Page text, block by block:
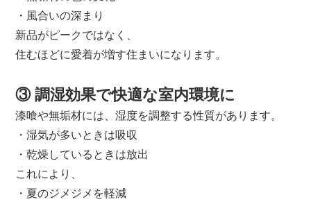
・風合いの深まり
新品がピークではなく、
住むほどに愛着が増す住まいになります。
③ 調湿効果で快適な室内環境に
漆喰や無垢材には、湿度を調整する性質があります。
・湿気が多いときは吸収
・乾燥しているときは放出
これにより、
・夏のジメジメを軽減